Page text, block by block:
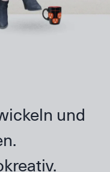
und